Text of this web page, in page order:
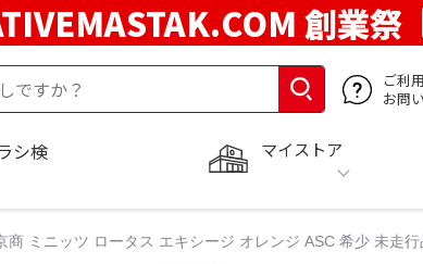
創業祭
ご利
お問
マイストア
シ検
商 ミニッツ ロータス エキシージ オレンジ ASC 希少 未走